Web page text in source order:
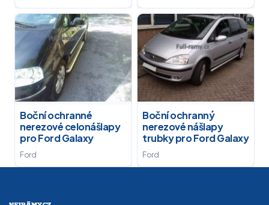
Boční ochranné
nerezové celonášlapy
pro Ford Galaxy
Ford
Boční ochranný
nerezové nášlapy
trubky pro Ford Galaxy
Ford